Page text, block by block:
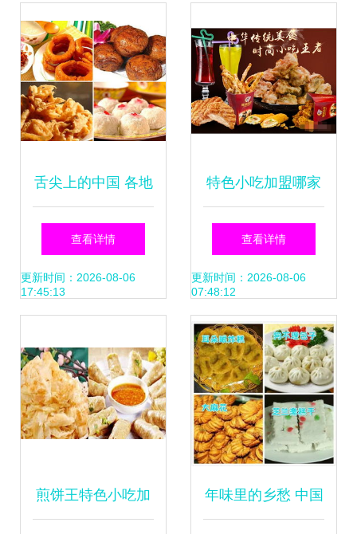
舌尖上的中国 各地
特色小吃全攻略与
吃货专属旅行地图
查看详情
更新时间：2026-08-06
17:45:13
特色小吃加盟哪家
好？桥头排骨 中华
传统美食引领时尚
小吃新潮流
查看详情
更新时间：2026-08-06
07:48:12
煎饼王特色小吃加 年味里的乡愁 中国